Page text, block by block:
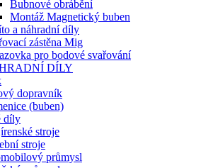
Bubnové obrábění
Montáž Magnetický buben
a náhradní díly
zástěna Mig
pro bodové svařování
DÍLY
dopravník
(buben)
díly
stroje
stroje
průmysl